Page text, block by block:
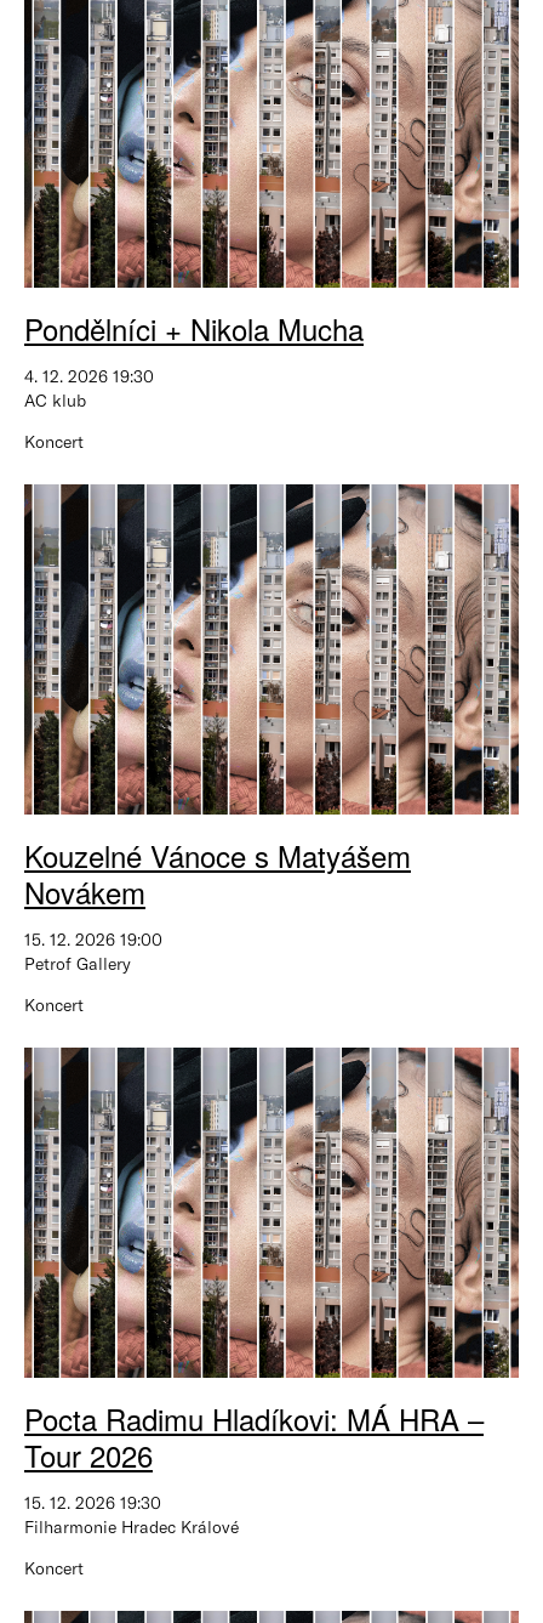
Pondělníci + Nikola Mucha
4. 12. 2026 19:30
AC klub
Koncert
Kouzelné Vánoce s Matyášem
Novákem
15. 12. 2026 19:00
Petrof Gallery
Koncert
Pocta Radimu Hladíkovi: MÁ HRA –⁠⁠⁠⁠⁠⁠
Tour 2026
15. 12. 2026 19:30
Filharmonie Hradec Králové
Koncert